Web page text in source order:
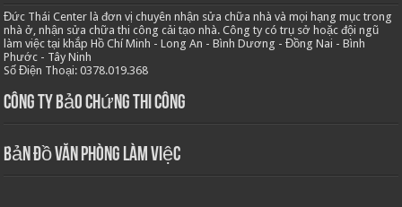
Đức Thái Center là đơn vị chuyên nhận sửa chữa nhà và mọi hạng mục trong
nhà ở, nhận sửa chữa thi công cải tạo nhà. Công ty có trụ sở hoặc đội ngũ
làm việc tại khắp Hồ Chí Minh - Long An - Bình Dương - Đồng Nai - Bình
Phước - Tây Ninh
Số Điện Thoại: 0378.019.368
Công ty bảo chứng thi công
Bản Đồ Văn Phòng Làm Việc